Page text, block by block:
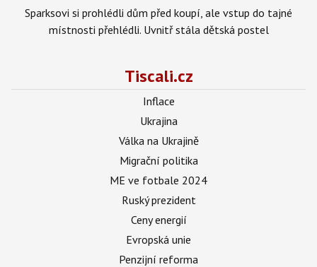
Sparksovi si prohlédli dům před koupí, ale vstup do tajné
místnosti přehlédli. Uvnitř stála dětská postel
Tiscali.cz
Inflace
Ukrajina
Válka na Ukrajině
Migrační politika
ME ve fotbale 2024
Ruský prezident
Ceny energií
Evropská unie
Penzijní reforma